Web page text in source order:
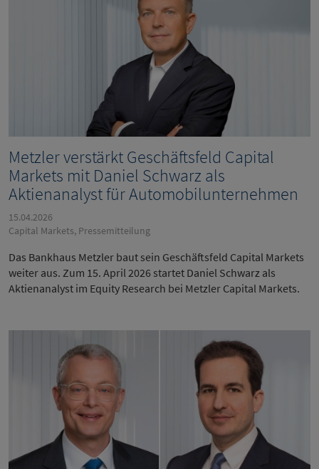
Metzler verstärkt Geschäftsfeld Capital
Markets mit Daniel Schwarz als
Aktienanalyst für Automobilunternehmen
15.04.2026
Capital Markets, Pressemitteilung
Das Bankhaus Metzler baut sein Geschäftsfeld Capital Markets
weiter aus. Zum 15. April 2026 startet Daniel Schwarz als
Aktienanalyst im Equity Research bei Metzler Capital Markets.